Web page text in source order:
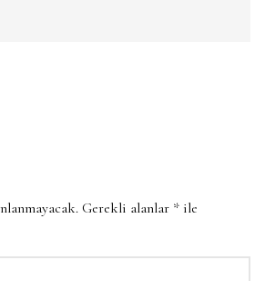
Gerekli alanlar * ile